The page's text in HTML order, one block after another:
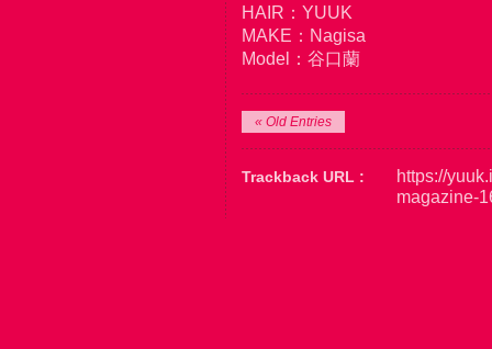
HAIR：YUUK
MAKE：Nagisa
Model：谷口蘭
« Old Entries
Trackback URL :
https://
magazine-